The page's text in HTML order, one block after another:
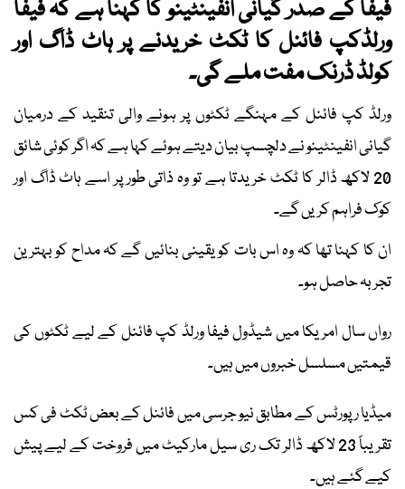
فیفا کے صدر گیانی انفینٹینو کا کہنا ہے کہ فیفا
ورلڈکپ فائنل کا ٹکٹ خریدنے پر ہاٹ ڈاگ اور
کولڈ ڈرنک مفت ملے گی۔
ورلڈ کپ فائنل کے مہنگے ٹکٹوں پر ہونے والی تنقید کے درمیان
گیانی انفینٹینو نے دلچسپ بیان دیتے ہوئے کہا ہے کہ اگر کوئی شائق
20 لاکھ ڈالر کا ٹکٹ خریدتا ہے تو وہ ذاتی طور پر اسے ہاٹ ڈاگ اور
کوک فراہم کریں گے۔
ان کا کہنا تھا کہ وہ اس بات کو یقینی بنائیں گے کہ مداح کو بہترین
تجربہ حاصل ہو۔
رواں سال امریکا میں شیڈول فیفا ورلڈ کپ فائنل کے لیے ٹکٹوں کی
قیمتیں مسلسل خبروں میں ہیں۔
میڈیا رپورٹس کے مطابق نیو جرسی میں فائنل کے بعض ٹکٹ فی کس
تقریباً 23 لاکھ ڈالر تک ری سیل مارکیٹ میں فروخت کے لیے پیش
کیے گئے ہیں۔